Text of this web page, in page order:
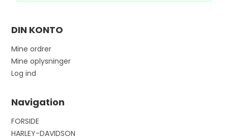
DIN KONTO
Mine ordrer
Mine oplysninger
Log ind
Navigation
FORSIDE
HARLEY-DAVIDSON